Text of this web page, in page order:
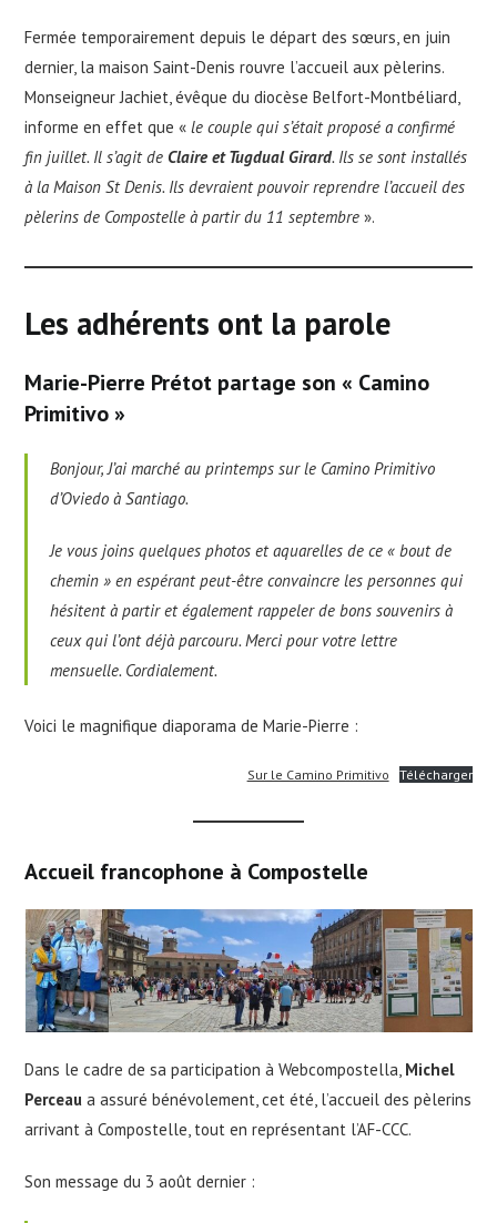
Fermée temporairement depuis le départ des sœurs, en juin
dernier, la maison Saint-Denis rouvre l’accueil aux pèlerins.
Monseigneur Jachiet, évêque du diocèse Belfort-Montbéliard,
informe en effet que « le couple qui s’était proposé a confirmé
fin juillet. Il s’agit de Claire et Tugdual Girard. Ils se sont installés
à la Maison St Denis. Ils devraient pouvoir reprendre l’accueil des
pèlerins de Compostelle à partir du 11 septembre ».
Les adhérents ont la parole
Marie-Pierre Prétot partage son « Camino
Primitivo »
Bonjour, J’ai marché au printemps sur le Camino Primitivo
d’Oviedo à Santiago.
Je vous joins quelques photos et aquarelles de ce « bout de
chemin » en espérant peut-être convaincre les personnes qui
hésitent à partir et également rappeler de bons souvenirs à
ceux qui l’ont déjà parcouru. Merci pour votre lettre
mensuelle. Cordialement.
Voici le magnifique diaporama de Marie-Pierre :
Sur le Camino Primitivo Télécharger
Accueil francophone à Compostelle
Dans le cadre de sa participation à Webcompostella, Michel
Perceau a assuré bénévolement, cet été, l’accueil des pèlerins
arrivant à Compostelle, tout en représentant l’AF-CCC.
Son message du 3 août dernier :